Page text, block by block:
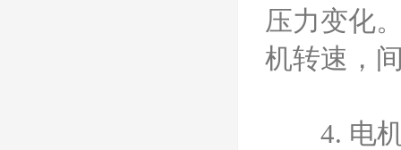
压力变化
机转速，
4. 电机